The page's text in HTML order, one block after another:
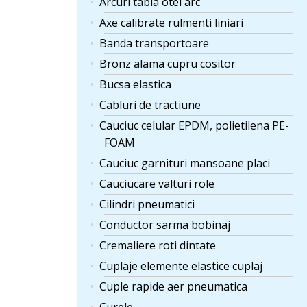
Axe calibrate rulmenti liniari
Banda transportoare
Bronz alama cupru cositor
Bucsa elastica
Cabluri de tractiune
Cauciuc celular EPDM, polietilena PE-
FOAM
Cauciuc garnituri mansoane placi
Cauciucare valturi role
Cilindri pneumatici
Conductor sarma bobinaj
Cremaliere roti dintate
Cuplaje elemente elastice cuplaj
Cuple rapide aer pneumatica